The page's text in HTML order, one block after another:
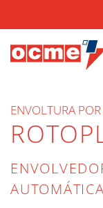
ENVOLTURA